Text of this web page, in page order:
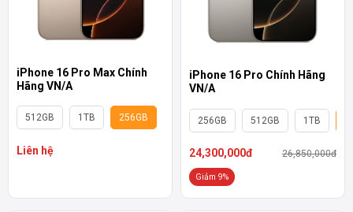
iPhone 16 Pro Max Chính
Hãng VN/A
512GB 1TB 256GB
Liên hệ
iPhone 16 Pro Chính Hãng
VN/A
256GB 512GB 1TB
24,300,000đ 26,850,000đ
Giảm 9%